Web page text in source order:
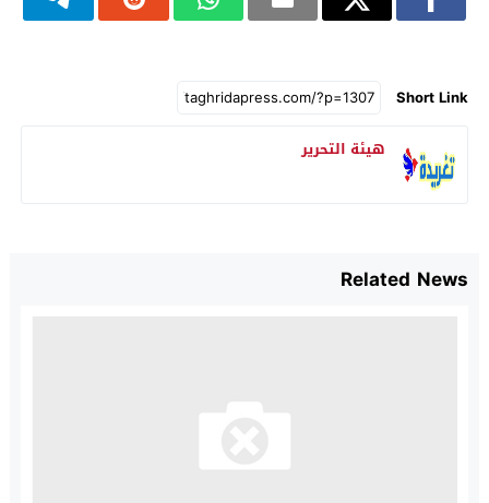
Short Link
هيئة التحرير
Related News